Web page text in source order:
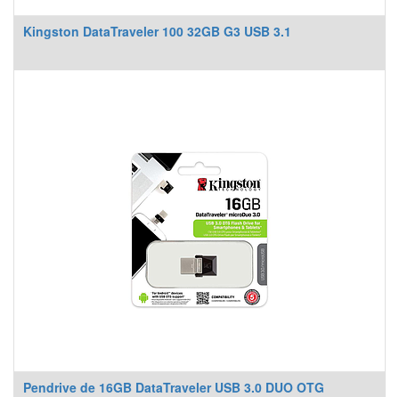
Kingston DataTraveler 100 32GB G3 USB 3.1
Pendrive de 16GB DataTraveler USB 3.0 DUO OTG